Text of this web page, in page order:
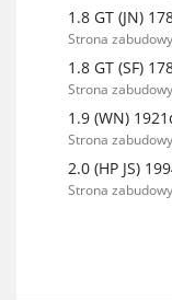
1.8 GT (JN)
Strona
1.8 GT (SF)
Strona
1.9 (WN)
Strona
2.0 (HP JS)
Strona